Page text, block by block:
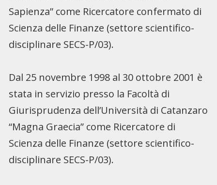
Sapienza” come Ricercatore confermato di
Scienza delle Finanze (settore scientifico-
disciplinare SECS-P/03).
Dal 25 novembre 1998 al 30 ottobre 2001 è
stata in servizio presso la Facoltà di
Giurisprudenza dell’Università di Catanzaro
“Magna Graecia” come Ricercatore di
Scienza delle Finanze (settore scientifico-
disciplinare SECS-P/03).